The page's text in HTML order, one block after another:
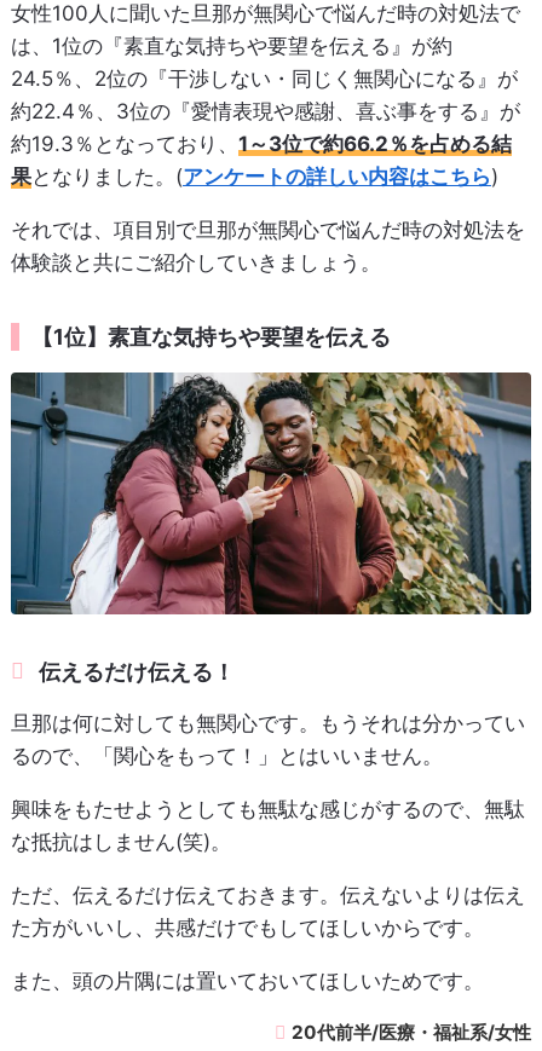
女性100人に聞いた旦那が無関心で悩んだ時の対処法で
は、1位の『素直な気持ちや要望を伝える』が約
24.5％、2位の『干渉しない・同じく無関心になる』が
約22.4％、3位の『愛情表現や感謝、喜ぶ事をする』が
約19.3％となっており、 1～3位で約66.2％を占める結
果となりました。(アンケートの詳しい内容はこちら)
それでは、項目別で旦那が無関心で悩んだ時の対処法を
体験談と共にご紹介していきましょう。
【1位】素直な気持ちや要望を伝える
伝えるだけ伝える！
旦那は何に対しても無関心です。もうそれは分かってい
るので、「関心をもって！」とはいいません。
興味をもたせようとしても無駄な感じがするので、無駄
な抵抗はしません(笑)。
ただ、伝えるだけ伝えておきます。伝えないよりは伝え
た方がいいし、共感だけでもしてほしいからです。
また、頭の片隅には置いておいてほしいためです。
20代前半/医療・福祉系/女性